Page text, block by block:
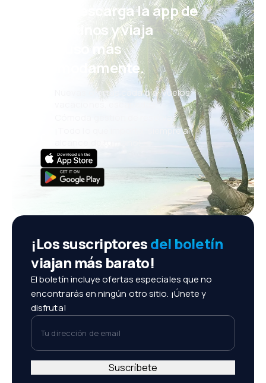
¡Eh! Descarga la app de
eDestinos y viaja
incluso más
cómodamente.
Nuevas ofertas cada día: vuelos,
vacaciones, escapadas
Cómoda gestión de reservas
¡Todo lo que importa, siempre al
¡Los suscriptoresdel boletín
viajan más barato!
El boletín incluye ofertas especiales que no
encontrarás en ningún otro sitio. ¡Únete y
disfruta!
Tu dirección de email
Suscríbete